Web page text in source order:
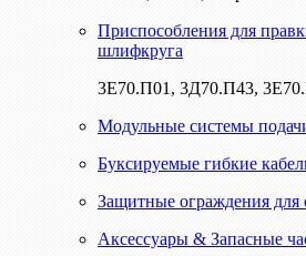
Приспособления для
шлифкруга
3Е70.П01, 3Д70.П43,
Модульные системы
Буксируемые гибкие
Защитные ограждения для
Аксессуары & Запасные